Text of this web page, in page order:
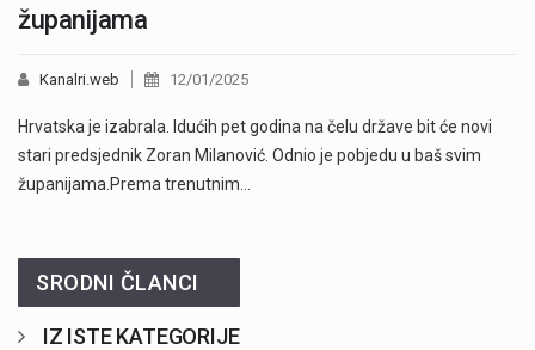
županijama
Kanalri.web 12/01/2025
Hrvatska je izabrala. Idućih pet godina na čelu države bit će novi
stari predsjednik Zoran Milanović. Odnio je pobjedu u baš svim
županijama.Prema trenutnim…
SRODNI ČLANCI
IZ ISTE KATEGORIJE